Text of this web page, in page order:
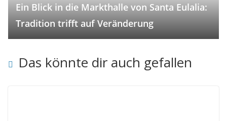
Ein Blick in die Markthalle von Santa Eulalia:
Tradition trifft auf Veränderung
Das könnte dir auch gefallen